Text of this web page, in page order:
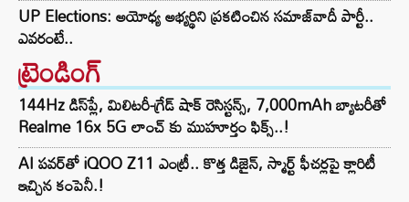
UP Elections: అయోధ్య అభ్యర్థిని ప్రకటించిన సమాజ్‌వాదీ పార్టీ..
ఎవరంటే..
ట్రెండింగ్‌
144Hz డిస్‌ప్లే, మిలిటరీ-గ్రేడ్ షాక్ రెసిస్టన్స్, 7,000mAh బ్యాటరీతో
Realme 16x 5G లాంచ్ కు ముహూర్తం ఫిక్స్..!
AI పవర్‌తో iQOO Z11 ఎంట్రీ.. కొత్త డిజైన్, స్మార్ట్ ఫీచర్లపై క్లారిటీ
ఇచ్చిన కంపెనీ.!